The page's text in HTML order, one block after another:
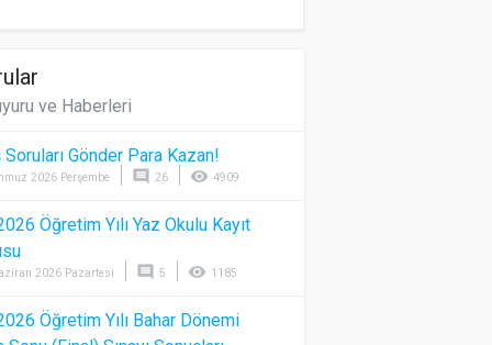
ve Haberleri
Soruları Gönder Para Kazan!
2026 Perşembe comment 26 visibility 4909
Öğretim Yılı Yaz Okulu Kayıt
2026 Pazartesi comment 5 visibility 1185
Öğretim Yılı Bahar Dönemi